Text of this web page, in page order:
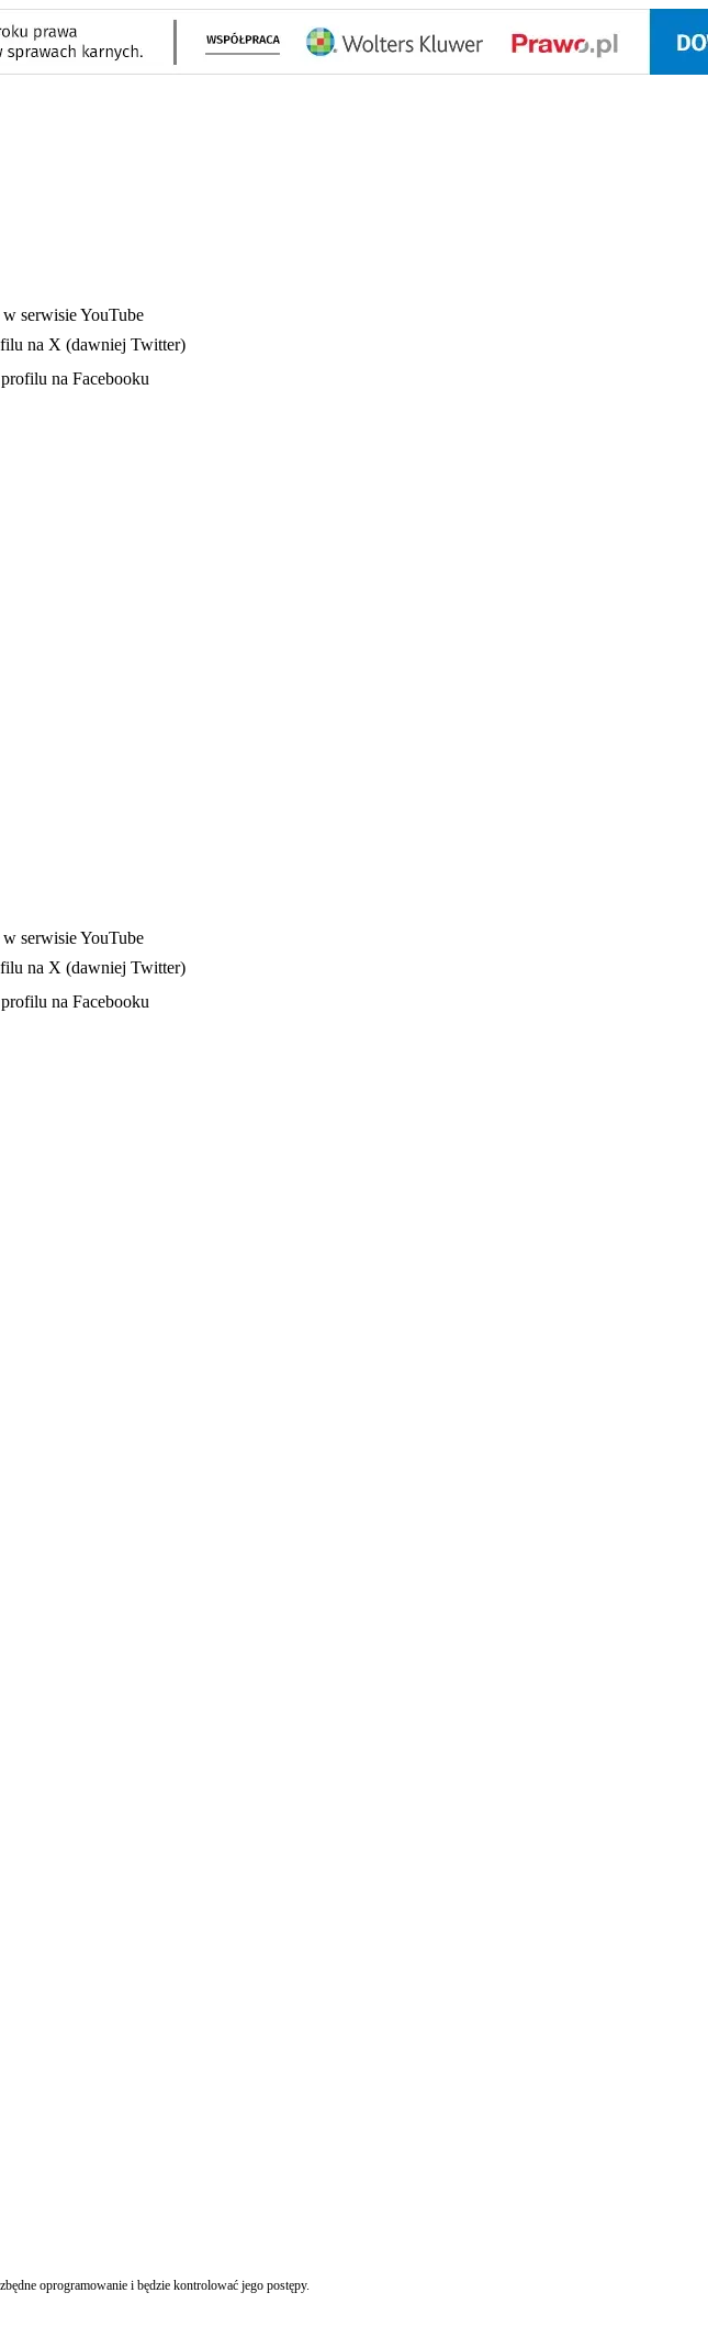
serwisie YouTube
na X (dawniej Twitter)
karcie na Facebooku
serwisie YouTube
na X (dawniej Twitter)
karcie na Facebooku
oprogramowanie i będzie kontrolować jego postępy.